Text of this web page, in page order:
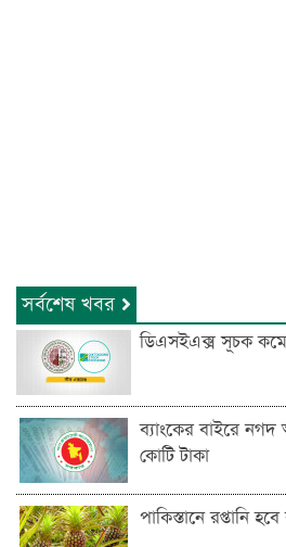
সর্বশেষ খবর
ডিএসইএক্স সূচক
ব্যাংকের বাইরে
কোটি টাকা
পাকিস্তানে রপ্তানি